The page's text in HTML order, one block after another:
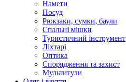
Намети
Посуд
Рюкзаки, сумки, баули
Спальні мішки
Туристичний інструмент
Ліхтарі
Оптика
Спорядження та захист
Мультитули